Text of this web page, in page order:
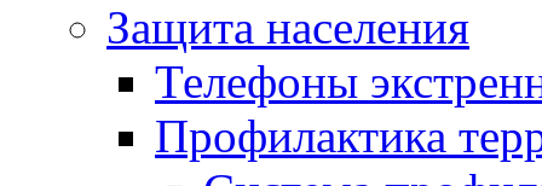
Защита населения
Телефоны
Профилактика